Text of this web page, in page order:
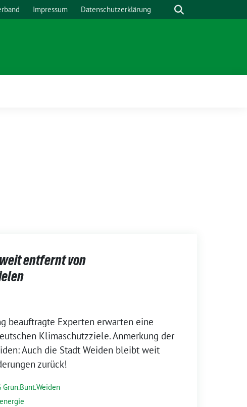
Impressum Datenschutzerklärung Suche
entfernt von
beauftragte Experten erwarten eine
Klimaschutzziele. Anmerkung der
Auch die Stadt Weiden bleibt weit
zurück!
Grün.Bunt.Weiden